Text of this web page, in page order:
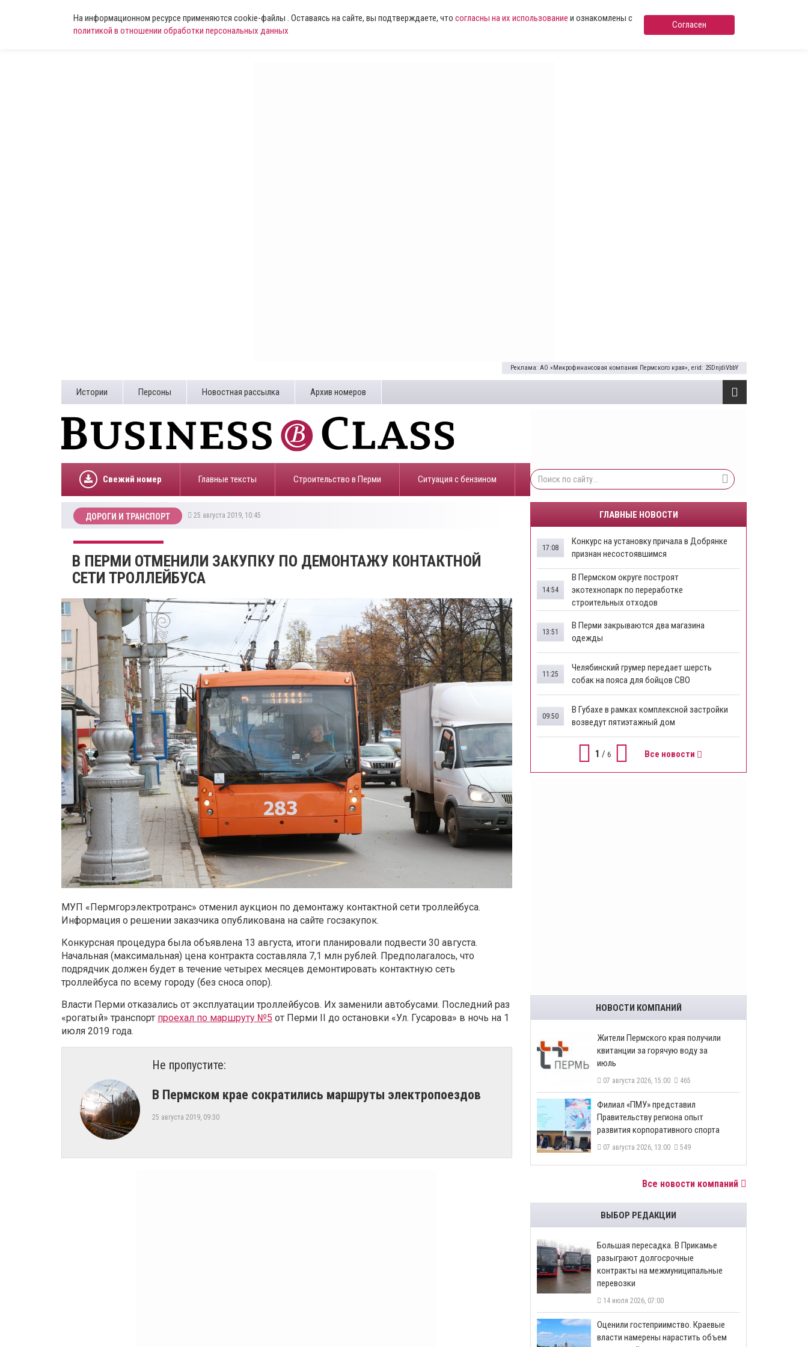
На информационном ресурсе применяются cookie-файлы . Оставаясь на сайте, вы подтверждаете, что согласны на их использование и ознакомлены с
политикой в отношении обработки персональных данных
Согласен
Реклама: АО «Микрофинансовая компания Пермского края», erid: 2SDnjdiVbbY
Истории Персоны Новостная рассылка Архив номеров
Свежий номер Главные тексты Строительство в Перми ​Ситуация с бензином
ДОРОГИ И ТРАНСПОРТ 25 августа 2019, 10:45
В ПЕРМИ ОТМЕНИЛИ ЗАКУПКУ ПО ДЕМОНТАЖУ КОНТАКТНОЙ
СЕТИ ТРОЛЛЕЙБУСА
МУП «Пермгорэлектротранс» отменил аукцион по демонтажу контактной сети троллейбуса.
Информация о решении заказчика опубликована на сайте госзакупок.
Конкурсная процедура была объявлена 13 августа, итоги планировали подвести 30 августа.
Начальная (максимальная) цена контракта составляла 7,1 млн рублей. Предполагалось, что
подрядчик должен будет в течение четырех месяцев демонтировать контактную сеть
троллейбуса по всему городу (без сноса опор).
Власти Перми отказались от эксплуатации троллейбусов. Их заменили автобусами. Последний раз
«рогатый» транспорт проехал по маршруту №5 от Перми II до остановки «Ул. Гусарова» в ночь на 1
июля 2019 года.
Не пропустите:
В Пермском крае сократились маршруты электропоездов
25 августа 2019, 09:30
ГЛАВНЫЕ НОВОСТИ
Конкурс на установку причала в Добрянке
признан несостоявшимся
17:08
В Пермском округе построят
экотехнопарк по переработке
строительных отходов
14:54
В Перми закрываются два магазина
одежды
13:51
Челябинский грумер передает шерсть
собак на пояса для бойцов СВО
11:25
В Губахе в рамках комплексной застройки
возведут пятиэтажный дом
09:50
1 / 6 Все новости
НОВОСТИ КОМПАНИЙ
​Жители Пермского края получили
квитанции за горячую воду за
июль
07 августа 2026, 15:00 465
​Филиал «ПМУ» представил
Правительству региона опыт
развития корпоративного спорта
07 августа 2026, 13:00 549
Все новости компаний
ВЫБОР РЕДАКЦИИ
Большая пересадка. В Прикамье
разыграют долгосрочные
контракты на межмуниципальные
перевозки
14 июля 2026, 07:00
Оценили гостеприимство. Краевые
власти намерены нарастить объем